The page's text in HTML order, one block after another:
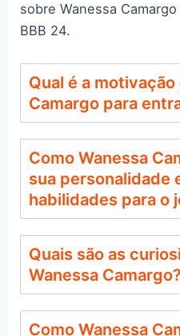
sobre Wanessa
BBB 24.
Qual é a
Camargo para
Como Wanessa
sua personalidade
habilidades para o
Quais são as
Wanessa Camargo?
Como Wanessa